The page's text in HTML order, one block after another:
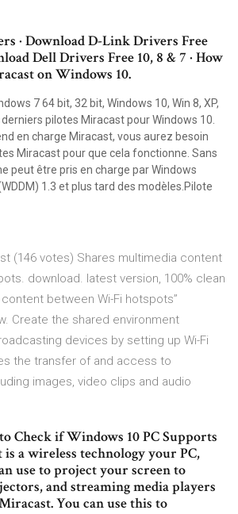
· Download D-Link Drivers Free
Dell Drivers Free 10, 8 & 7 · How
on Windows 10.
7 64 bit, 32 bit, Windows 10, Win 8, XP,
pilotes Miracast pour Windows 10.
en charge Miracast, vous aurez besoin
Miracast pour que cela fonctionne. Sans
peut être pris en charge par Windows
1.3 et plus tard des modèles.Pilote
(146 votes) Shares multimedia content
download. latest version, 100% clean
content between Wi-Fi hotspots’’
Create the shared environment
devices by setting up Wi-Fi
the transfer of and access to
images, video clips and audio
Check if Windows 10 PC Supports
a wireless technology your PC,
use to project your screen to
and streaming media players
You can use this to